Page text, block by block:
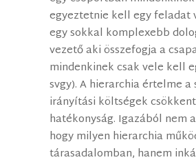
egyeztetnie kell egy feladat
egy sokkal komplexebb
vezető aki összefogja a
mindenkinek csak vele kell
svgy). A hierarchia értelme a
irányítási költségek
hatékonyság. Igazából nem
hogy milyen hierarchia
tárasadalomban, hanem